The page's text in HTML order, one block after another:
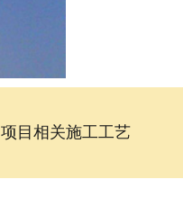
项目相关施工工艺